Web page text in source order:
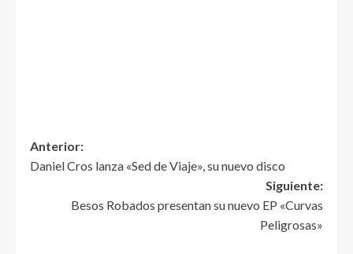
Anterior:
Daniel Cros lanza «Sed de Viaje», su nuevo disco
Siguiente:
Besos Robados presentan su nuevo EP «Curvas
Peligrosas»